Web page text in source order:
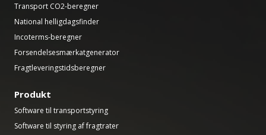
Transport CO2-beregner
National helligdagsfinder
Incoterms-beregner
Forsendelsesmærkatgenerator
Fragtleveringstidsberegner
Produkt
Software til transportstyring
Software til styring af fragtrater